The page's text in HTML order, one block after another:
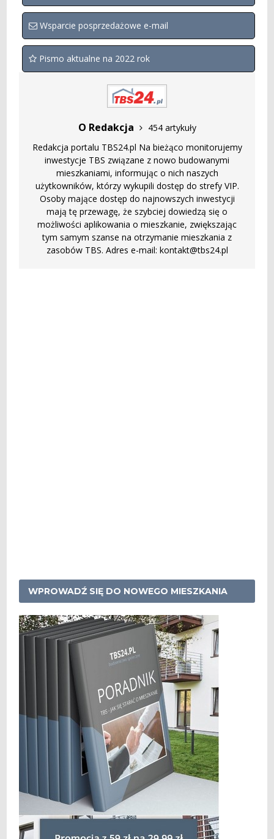
Wsparcie posprzedażowe e-mail
Pismo aktualne na 2022 rok
O Redakcja
454 artykuły
Redakcja portalu TBS24.pl Na bieżąco monitorujemy
inwestycje TBS związane z nowo budowanymi
mieszkaniami, informując o nich naszych
użytkowników, którzy wykupili dostęp do strefy VIP.
Osoby mające dostęp do najnowszych inwestycji
mają tę przewagę, że szybciej dowiedzą się o
możliwości aplikowania o mieszkanie, zwiększając
tym samym szanse na otrzymanie mieszkania z
zasobów TBS. Adres e-mail: kontakt@tbs24.pl
WPROWADŹ SIĘ DO NOWEGO MIESZKANIA